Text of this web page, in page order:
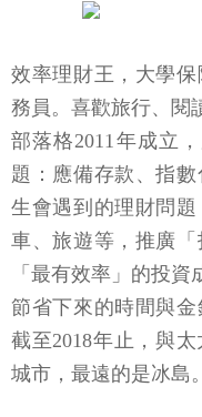
效率理財王，大學
務員。喜歡旅行、閱
部落格2011年成立
題：應備存款、指
生會遇到的理財問
車、旅遊等，推廣
「最有效率」的投資
節省下來的時間與金
截至2018年止，與
城市，最遠的是冰島。